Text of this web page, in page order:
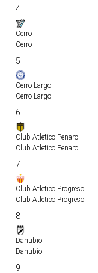
4
Cerro
Cerro
5
Cerro Largo
Cerro Largo
6
Club Atletico Penarol
Club Atletico Penarol
7
Club Atletico Progreso
Club Atletico Progreso
8
Danubio
Danubio
9